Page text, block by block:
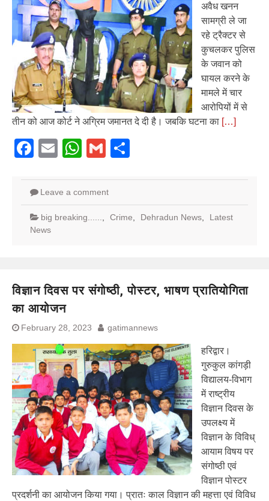
अवैध खनन
सामग्री ले जा
रहे ट्रैक्टर से
कुचलकर पुलिस
के जवान को
घायल करने के
मामले में चार
आरोपियों में से
तीन को आज कोर्ट ने अग्रिम जमानत दे दी है। जबकि घटना का […]
Facebook
EmailWhatsApp
Gmail
Leave a comment
big breaking...... Crime Dehradun News
Latest
News
विज्ञान दिवस पर संगोष्ठी, पोस्टर, भाषण प्रातियोगिता
का आयोजन
February 28, 2023 gatimannews
हरिद्वार।
गुरुकुल कांगड़ी
विद्यालय-विभाग
में राष्ट्रीय
विज्ञान दिवस के
उपलक्ष्य में
विज्ञान के विविध्
आयाम विषय पर
संगोष्ठी एवं
विज्ञान पोस्टर
प्रदर्शनी का आयोजन किया गया। प्रातः काल विज्ञान की महत्ता एवं विविध